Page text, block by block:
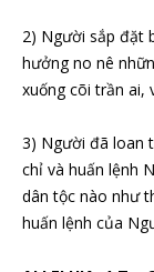
2) Người sắp đặt
hưởng no nê
xuống cõi trần ai,
3) Người đã loan
chỉ và huấn lệnh
dân tộc nào như
huấn lệnh của